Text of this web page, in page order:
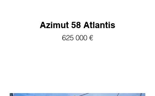
Azimut 58 Atlantis
625 000 €